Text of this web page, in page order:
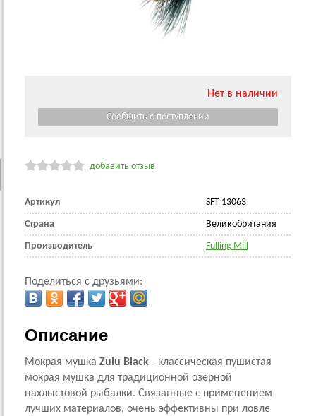
Нет в наличии
добавить отзыв
Артикул SFT 13063
Страна Великобритания
Производитель Fulling Mill
Поделиться с друзьями:
Описание
Мокрая мушка Zulu Black - классическая пушистая
мокрая мушка для традиционной озерной
нахлыстовой рыбалки. Связанные с применением
лучших материалов, очень эффективны при ловле